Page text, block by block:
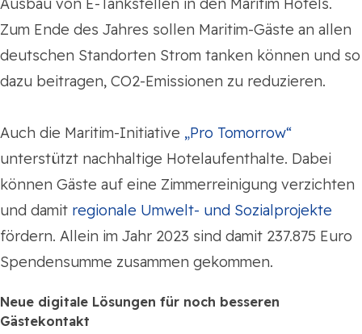
Zum Ende des Jahres sollen Maritim-Gäste an allen
deutschen Standorten Strom tanken können und so
dazu beitragen, CO2-Emissionen zu reduzieren.
Auch die Maritim-Initiative „Pro Tomorrow“
unterstützt nachhaltige Hotelaufenthalte. Dabei
können Gäste auf eine Zimmerreinigung verzichten
und damit regionale Umwelt- und Sozialprojekte
fördern. Allein im Jahr 2023 sind damit 237.875 Euro
Spendensumme zusammen gekommen.
Neue digitale Lösungen für noch besseren
Gästekontakt